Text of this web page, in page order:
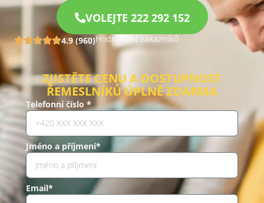
VOLEJTE 222 292 152
4.9 (960)Hodnocení zákazníků
ZJISTĚTE CENU A DOSTUPNOST
ŘEMESLNÍKŮ ÚPLNĚ ZDARMA
Telefonní číslo *
Jméno a příjmení*
Email*